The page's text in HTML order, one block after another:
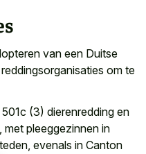
van een Duitse
om te
(3) dierenredding en
pleeggezinnen in
evenals in Canton